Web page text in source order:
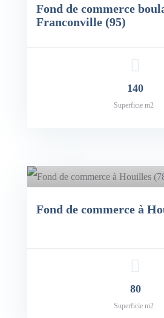
Fond de commerce
Franconville (95)
140
Superficie m2
Fond de commerce à
80
Superficie m2